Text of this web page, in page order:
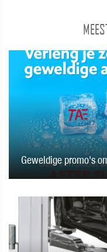
Geweldige promo's